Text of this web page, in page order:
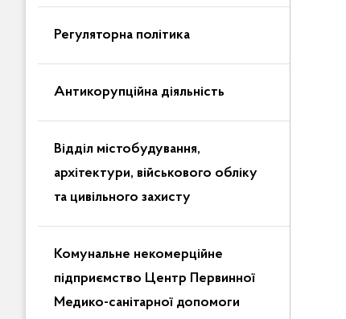
Регуляторна політика
Антикорупційна діяльність
Відділ містобудування,
архітектури, військового обліку
та цивільного захисту
Комунальне некомерційне
підприємство Центр Первинної
Медико-санітарної допомоги